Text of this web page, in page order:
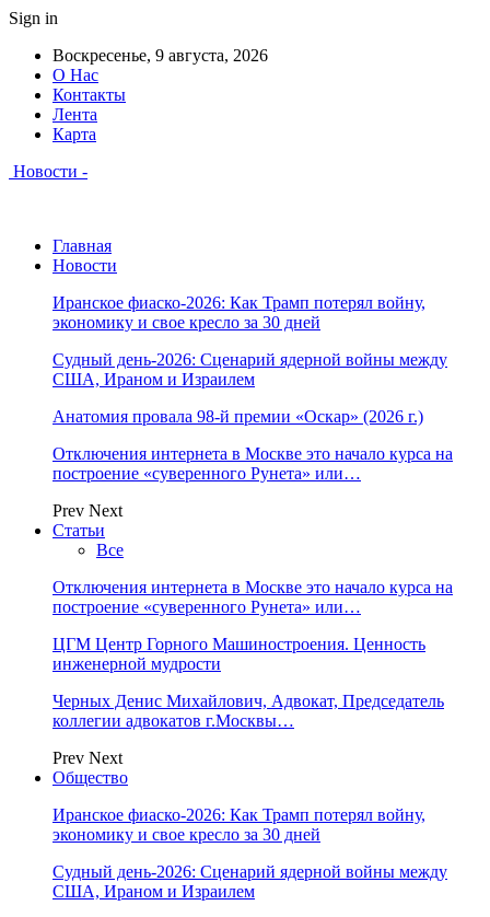
Sign in
Воскресенье, 9 августа, 2026
О Нас
Контакты
Лента
Карта
Новости -
Главная
Новости
Иранское фиаско-2026: Как Трамп потерял войну,
экономику и свое кресло за 30 дней
Судный день-2026: Сценарий ядерной войны между
США, Ираном и Израилем
Анатомия провала 98-й премии «Оскар» (2026 г.)
Отключения интернета в Москве это начало курса на
построение «суверенного Рунета» или…
Prev Next
Статьи
Все
Отключения интернета в Москве это начало курса на
построение «суверенного Рунета» или…
ЦГМ Центр Горного Машиностроения. Ценность
инженерной мудрости
Черных Денис Михайлович, Адвокат, Председатель
коллегии адвокатов г.Москвы…
Prev Next
Общество
Иранское фиаско-2026: Как Трамп потерял войну,
экономику и свое кресло за 30 дней
Судный день-2026: Сценарий ядерной войны между
США, Ираном и Израилем